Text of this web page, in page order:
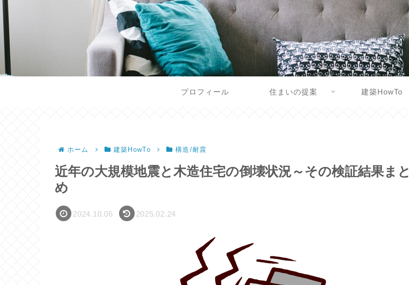
プロフィール 住まいの提案 建築HowTo
ホーム 建築HowTo 構造/耐震
近年の大規模地震と木造住宅の倒壊状況～その検証結果まと
め
2024.10.06 2025.02.24